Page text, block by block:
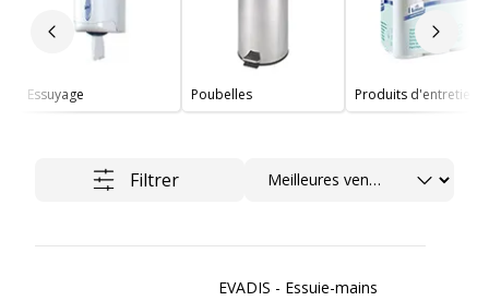
Slide précédent Slide
Essuyage Poubelles Produits d'entretien
Filtrer Trier
EVADIS - Essuie-mains